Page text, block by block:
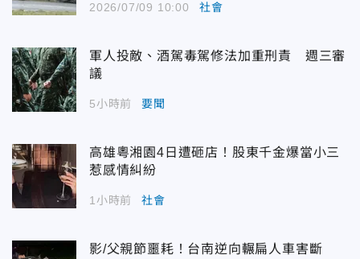
2026/07/09 10:00 社會
軍人投敵、酒駕毒駕修法加重刑責 週三審
議
5小時前 要聞
高雄粵湘園4日遭砸店！股東千金爆當小三
惹感情糾紛
1小時前 社會
影/父親節噩耗！台南逆向輾扁人車害斷